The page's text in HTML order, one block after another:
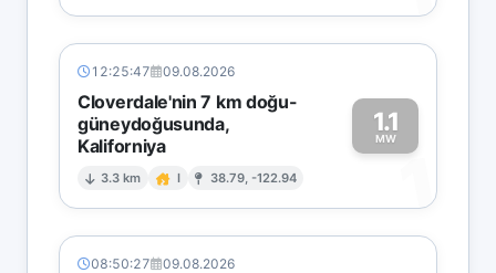
12:25:47 09.08.2026
Cloverdale'nin 7 km doğu-
güneydoğusunda,
Kaliforniya
3.3 km I 38.79, -122.94
1.1
MW
1
08:50:27 09.08.2026